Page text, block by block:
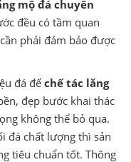
mộ đá chuyên
đều có tầm quan
phải đảm bảo được
đá đểchế tác lăng
đẹp bước khai thác
không thể bỏ qua.
đá chất lượng thì sản
tiêu chuẩn tốt. Thông